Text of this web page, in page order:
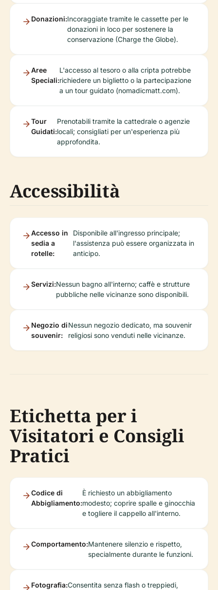
Donazioni:Incoraggiate tramite le cassette per le
donazioni in loco per sostenere la
conservazione (Charge the Globe).
Aree
Speciali:
L'accesso al tesoro o alla cripta potrebbe
richiedere un biglietto o la partecipazione
a un tour guidato (nomadicmatt.com).
Tour
Guidati:
Prenotabili tramite la cattedrale o agenzie
locali; consigliati per un'esperienza più
approfondita.
Accessibilità
Accesso in
sedia a
rotelle:
Disponibile all'ingresso principale;
l'assistenza può essere organizzata in
anticipo.
Servizi:Nessun bagno all'interno; caffè e strutture
pubbliche nelle vicinanze sono disponibili.
Negozio di
souvenir:
Nessun negozio dedicato, ma souvenir
religiosi sono venduti nelle vicinanze.
Etichetta per i
Visitatori e Consigli
Pratici
Codice di
Abbigliamento:
È richiesto un abbigliamento
modesto; coprire spalle e ginocchia
e togliere il cappello all'interno.
Comportamento:Mantenere silenzio e rispetto,
specialmente durante le funzioni.
Fotografia:Consentita senza flash o treppiedi,